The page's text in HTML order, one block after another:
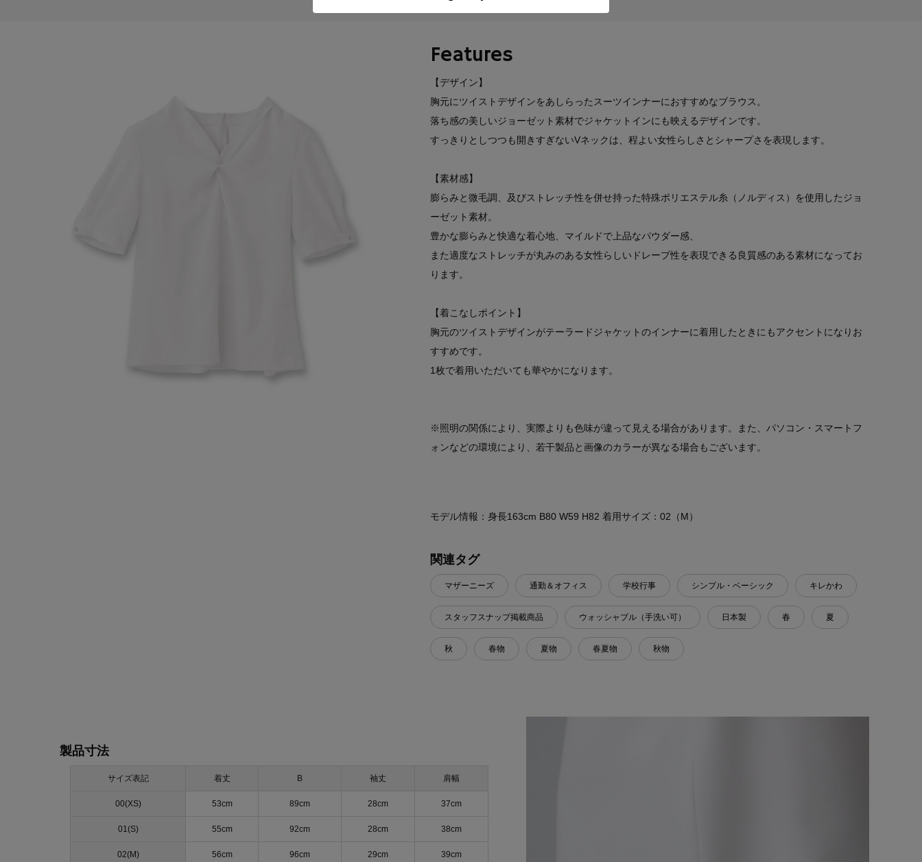
Features
【デザイン】
胸元にツイストデザインをあしらったスーツインナーにおすすめなブラウス。
落ち感の美しいジョーゼット素材でジャケットインにも映えるデザインです。
すっきりとしつつも開きすぎないVネックは、程よい女性らしさとシャープさを表現します。
【素材感】
膨らみと微毛調、及びストレッチ性を併せ持った特殊ポリエステル糸（ノルディス）を使用したジョ
ーゼット素材。
豊かな膨らみと快適な着心地、マイルドで上品なパウダー感、
また適度なストレッチが丸みのある女性らしいドレープ性を表現できる良質感のある素材になってお
ります。
【着こなしポイント】
胸元のツイストデザインがテーラードジャケットのインナーに着用したときにもアクセントになりお
すすめです。
1枚で着用いただいても華やかになります。
※照明の関係により、実際よりも色味が違って見える場合があります。また、パソコン・スマートフ
ォンなどの環境により、若干製品と画像のカラーが異なる場合もございます。
モデル情報：身長163cm B80 W59 H82 着用サイズ：02（M）
関連タグ
マザーニーズ 通勤＆オフィス 学校行事 シンプル・ベーシック キレかわ
スタッフスナップ掲載商品 ウォッシャブル（手洗い可） 日本製 春 夏
秋 春物 夏物 春夏物 秋物
製品寸法
サイズ表記 着丈 B 袖丈 肩幅
00(XS) 53cm 89cm 28cm 37cm
01(S) 55cm 92cm 28cm 38cm
02(M) 56cm 96cm 29cm 39cm